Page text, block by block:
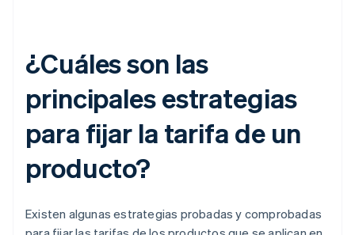
¿Cuáles son las
principales estrategias
para fijar la tarifa de un
producto?
Existen algunas estrategias probadas y comprobadas